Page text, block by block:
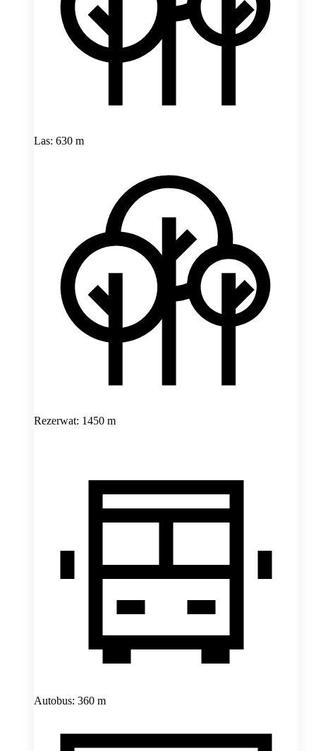
Las: 630 m
Rezerwat: 1450 m
Autobus: 360 m